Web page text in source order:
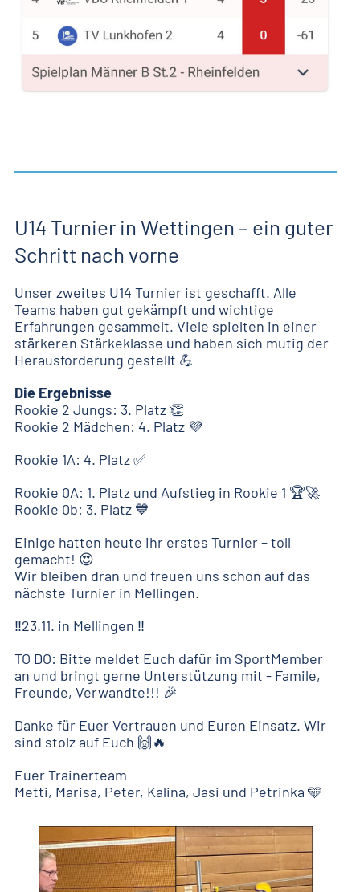
U14 Turnier in Wettingen – ein guter
Schritt nach vorne
Unser zweites U14 Turnier ist geschafft. Alle
Teams haben gut gekämpft und wichtige
Erfahrungen gesammelt. Viele spielten in einer
stärkeren Stärke­klasse und haben sich mutig der
Herausforderung gestellt 💪
Die Ergebnisse
Rookie 2 Jungs: 3. Platz 👏
Rookie 2 Mädchen: 4. Platz 💜
Rookie 1A: 4. Platz ✅
Rookie 0A: 1. Platz und Aufstieg in Rookie 1 🏆🚀
Rookie 0b: 3. Platz 💙
Einige hatten heute ihr erstes Turnier – toll
gemacht! 😍
Wir bleiben dran und freuen uns schon auf das
nächste Turnier in Mellingen.
‼️23.11. in Mellingen ‼️
TO DO: Bitte meldet Euch dafür im SportMember
an und bringt gerne Unterstützung mit - Famile,
Freunde, Verwandte!!! 🎉
Danke für Euer Vertrauen und Euren Einsatz. Wir
sind stolz auf Euch 🙌🔥
Euer Trainerteam
Metti, Marisa, Peter, Kalina, Jasi und Petrinka 🩵